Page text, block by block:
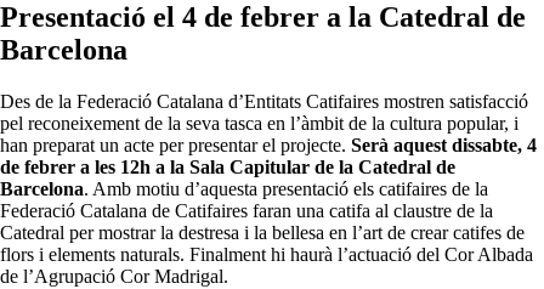
Presentació el 4 de febrer a la Catedral de
Barcelona
Des de la Federació Catalana d’Entitats Catifaires mostren satisfacció
pel reconeixement de la seva tasca en l’àmbit de la cultura popular, i
han preparat un acte per presentar el projecte. Serà aquest dissabte, 4
de febrer a les 12h a la Sala Capitular de la Catedral de
Barcelona. Amb motiu d’aquesta presentació els catifaires de la
Federació Catalana de Catifaires faran una catifa al claustre de la
Catedral per mostrar la destresa i la bellesa en l’art de crear catifes de
flors i elements naturals. Finalment hi haurà l’actuació del Cor Albada
de l’Agrupació Cor Madrigal.